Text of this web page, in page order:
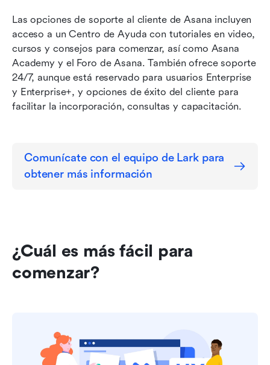
Las opciones de soporte al cliente de Asana incluyen
acceso a un Centro de Ayuda con tutoriales en video,
cursos y consejos para comenzar, así como Asana
Academy y el Foro de Asana. También ofrece soporte
24/7, aunque está reservado para usuarios Enterprise
y Enterprise+, y opciones de éxito del cliente para
facilitar la incorporación, consultas y capacitación.
Comunícate con el equipo de Lark para
obtener más información
¿Cuál es más fácil para
comenzar?